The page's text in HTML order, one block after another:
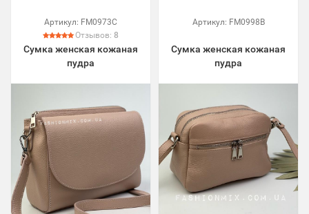
Артикул: FM0973C
Отзывов: 8
Сумка женская кожаная
пудра
Артикул: FM0998B
Сумка женская кожаная
пудра